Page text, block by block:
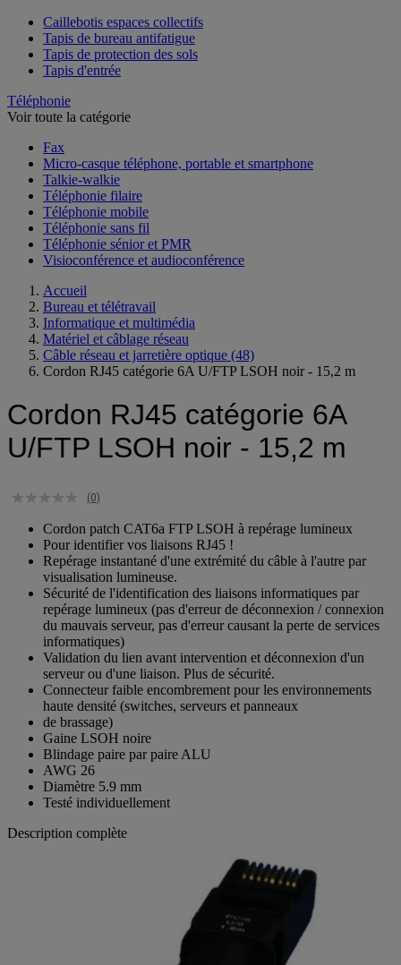
Caillebotis espaces collectifs
Tapis de bureau antifatigue
Tapis de protection des sols
Téléphonie
Fax
Micro-casque téléphone, portable et smartphone
Talkie-walkie
Téléphonie filaire
Téléphonie mobile
Téléphonie sans fil
Téléphonie sénior et PMR
Accueil
Bureau et télétravail
Informatique et multimédia
Matériel et câblage réseau
Câble réseau et jarretière optique (48)
Cordon RJ45 catégorie 6A
U/FTP LSOH noir - 15,2 m
Cordon patch CAT6a FTP LSOH à repérage lumineux
Pour identifier vos liaisons RJ45 !
Repérage instantané d'une extrémité du câble à l'autre par
visualisation lumineuse.
Sécurité de l'identification des liaisons informatiques par
repérage lumineux (pas d'erreur de déconnexion / connexion
du mauvais serveur, pas d'erreur causant la perte de services
informatiques)
Validation du lien avant intervention et déconnexion d'un
serveur ou d'une liaison. Plus de sécurité.
Connecteur faible encombrement pour les environnements
haute densité (switches, serveurs et panneaux
de brassage)
Gaine LSOH noire
Blindage paire par paire ALU
AWG 26
Diamètre 5.9 mm